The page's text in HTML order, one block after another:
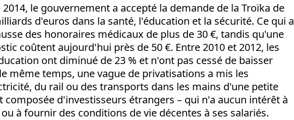
2014, le gouvernement a accepté la demande de la Troïka de
d'euros dans la santé, l'éducation et la sécurité. Ce qui a
des honoraires médicaux de plus de 30 €, tandis qu'une
coûtent aujourd'hui près de 50 €. Entre 2010 et 2012, les
ont diminué de 23 % et n'ont pas cessé de baisser
même temps, une vague de privatisations a mis les
du rail ou des transports dans les mains d'une petite
composée d'investisseurs étrangers – qui n'a aucun intérêt à
à fournir des conditions de vie décentes à ses salariés.